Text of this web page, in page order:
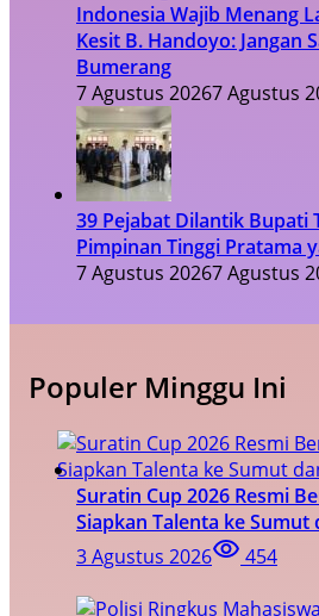
Indonesia Wajib Menang
Kesit B. Handoyo: Jangan
Bumerang
7 Agustus 20267 Agustus
39 Pejabat Dilantik Bupati
Pimpinan Tinggi Pratama
7 Agustus 20267 Agustus
Populer Minggu Ini
Suratin Cup 2026 Resmi
Siapkan Talenta ke
3 Agustus 2026
454